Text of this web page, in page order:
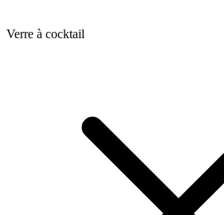
Verre à cocktail